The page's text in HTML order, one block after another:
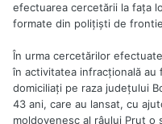
efectuarea cercetării la faţa
formate din poliţişti de
În urma cercetărilor
în activitatea infracţională
domiciliaţi pe raza judeţului
43 ani, care au lansat, cu
moldovenesc al râului Prut o